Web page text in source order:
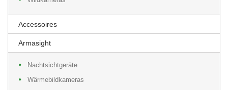
Accessoires
Armasight
Nachtsichtgeräte
Wärmebildkameras